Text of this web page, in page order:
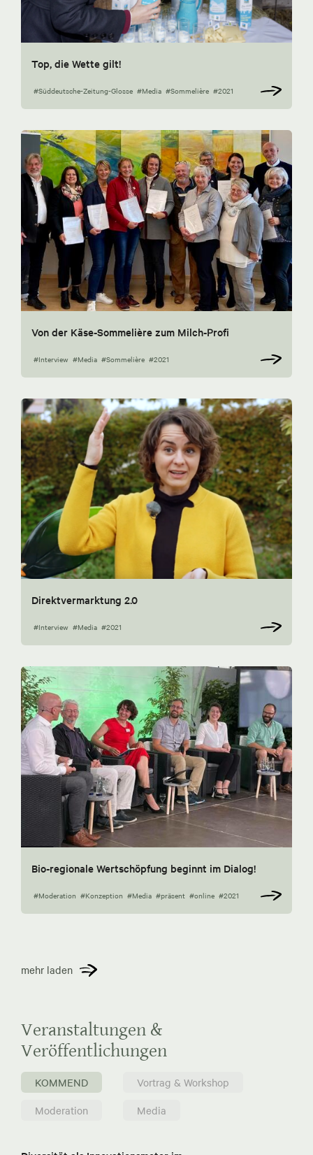
Top, die Wette gilt!
#Süddeutsche-Zeitung-Glosse #Media #Sommelière #2021
Von der Käse-Sommelière zum Milch-Profi
#Interview #Media #Sommelière #2021
Direktvermarktung 2.0
#Interview #Media #2021
Bio-regionale Wertschöpfung beginnt im Dialog!
#Moderation #Konzeption #Media #präsent #online #2021
mehr laden
Veranstaltungen &
Veröffentlichungen
KOMMEND
Vortrag & Workshop
Moderation
Media